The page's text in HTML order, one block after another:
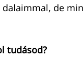
de
tudásod?